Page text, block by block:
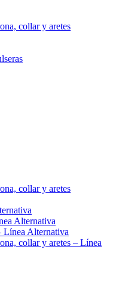
collar y aretes
collar y aretes
Alternativa
Línea Alternativa
collar y aretes – Línea